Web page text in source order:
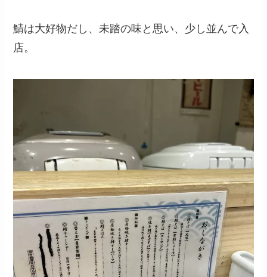
鯖は大好物だし、未踏の味と思い、少し並んで入
店。